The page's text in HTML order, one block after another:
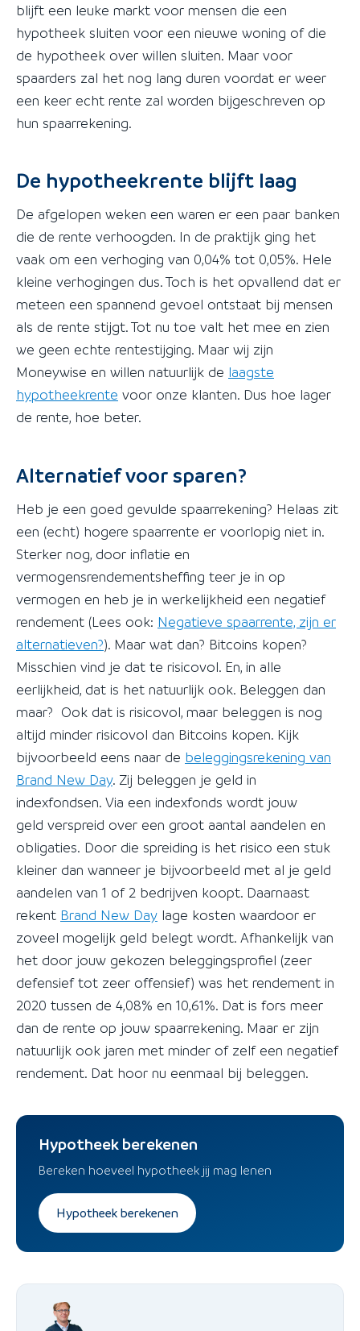
blijft een leuke markt voor mensen die een
hypotheek sluiten voor een nieuwe woning of die
de hypotheek over willen sluiten. Maar voor
spaarders zal het nog lang duren voordat er weer
een keer echt rente zal worden bijgeschreven op
hun spaarrekening.
De hypotheekrente blijft laag
De afgelopen weken een waren er een paar banken
die de rente verhoogden. In de praktijk ging het
vaak om een verhoging van 0,04% tot 0,05%. Hele
kleine verhogingen dus. Toch is het opvallend dat er
meteen een spannend gevoel ontstaat bij mensen
als de rente stijgt. Tot nu toe valt het mee en zien
we geen echte rentestijging. Maar wij zijn
Moneywise en willen natuurlijk de laagste
hypotheekrente voor onze klanten. Dus hoe lager
de rente, hoe beter.
Alternatief voor sparen?
Heb je een goed gevulde spaarrekening? Helaas zit
een (echt) hogere spaarrente er voorlopig niet in.
Sterker nog, door inflatie en
vermogensrendementsheffing teer je in op
vermogen en heb je in werkelijkheid een negatief
rendement (Lees ook: Negatieve spaarrente, zijn er
alternatieven?). Maar wat dan? Bitcoins kopen?
Misschien vind je dat te risicovol. En, in alle
eerlijkheid, dat is het natuurlijk ook. Beleggen dan
maar? Ook dat is risicovol, maar beleggen is nog
altijd minder risicovol dan Bitcoins kopen. Kijk
bijvoorbeeld eens naar de beleggingsrekening van
Brand New Day. Zij beleggen je geld in
indexfondsen. Via een indexfonds wordt jouw
geld verspreid over een groot aantal aandelen en
obligaties. Door die spreiding is het risico een stuk
kleiner dan wanneer je bijvoorbeeld met al je geld
aandelen van 1 of 2 bedrijven koopt. Daarnaast
rekent Brand New Day lage kosten waardoor er
zoveel mogelijk geld belegt wordt. Afhankelijk van
het door jouw gekozen beleggingsprofiel (zeer
defensief tot zeer offensief) was het rendement in
2020 tussen de 4,08% en 10,61%. Dat is fors meer
dan de rente op jouw spaarrekening. Maar er zijn
natuurlijk ook jaren met minder of zelf een negatief
rendement. Dat hoor nu eenmaal bij beleggen.
Hypotheek berekenen
Bereken hoeveel hypotheek jij mag lenen
Hypotheek berekenen